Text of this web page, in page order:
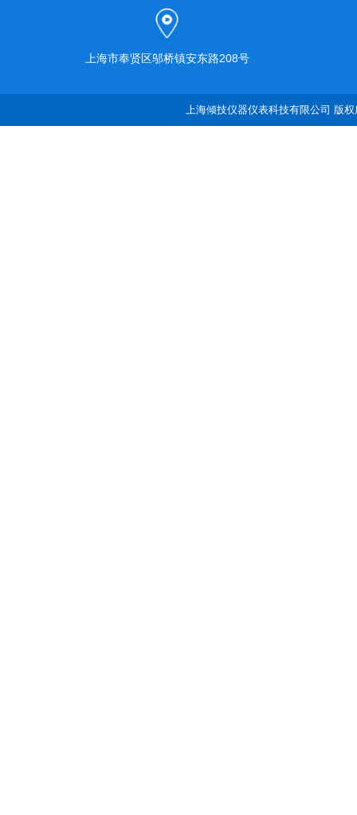
上海市奉贤区邬桥镇安东路208号
上海倾技仪器仪表科技有限公司 版